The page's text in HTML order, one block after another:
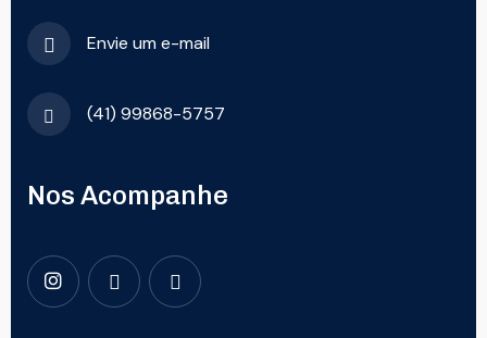
Envie um e-mail
(41) 99868-5757
Nos Acompanhe